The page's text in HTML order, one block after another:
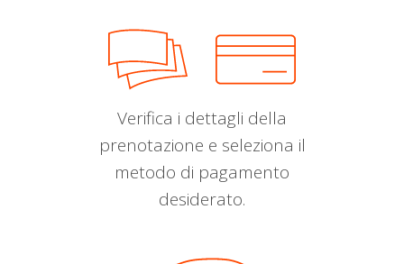
Verifica i dettagli della
prenotazione e seleziona il
metodo di pagamento
desiderato.